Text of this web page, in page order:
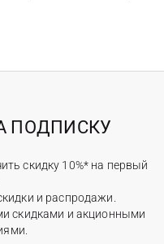
ПОДПИСКУ
скидку 10%* на первый
и распродажи.
скидками и акционными